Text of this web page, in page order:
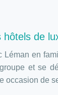
hôtels de
Léman en
et se
occasion de